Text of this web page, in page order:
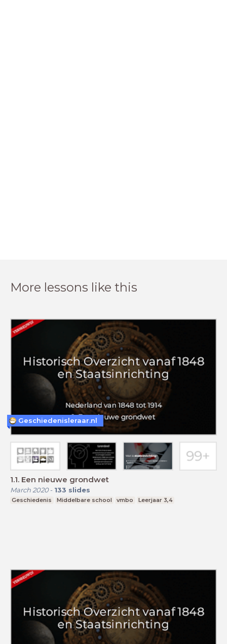
More lessons like this
1.1. Een nieuwe grondwet
March 2020- 133 slides
Geschiedenis Middelbare school vmbo Leerjaar 3,4
Geschiedenisleraar.nl